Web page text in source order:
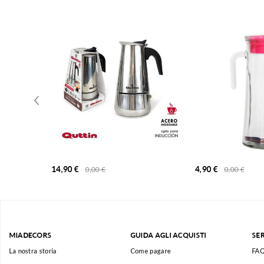
14,90 € 0,00€ 4,90 € 0,00€
MIADECORS
La nostra storia
GUIDA AGLI ACQUISTI
Come pagare